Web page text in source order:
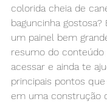
colorida cheia de
baguncinha
um painel bem
resumo do conteúdo
acessar e ainda te
principais pontos
em uma construção